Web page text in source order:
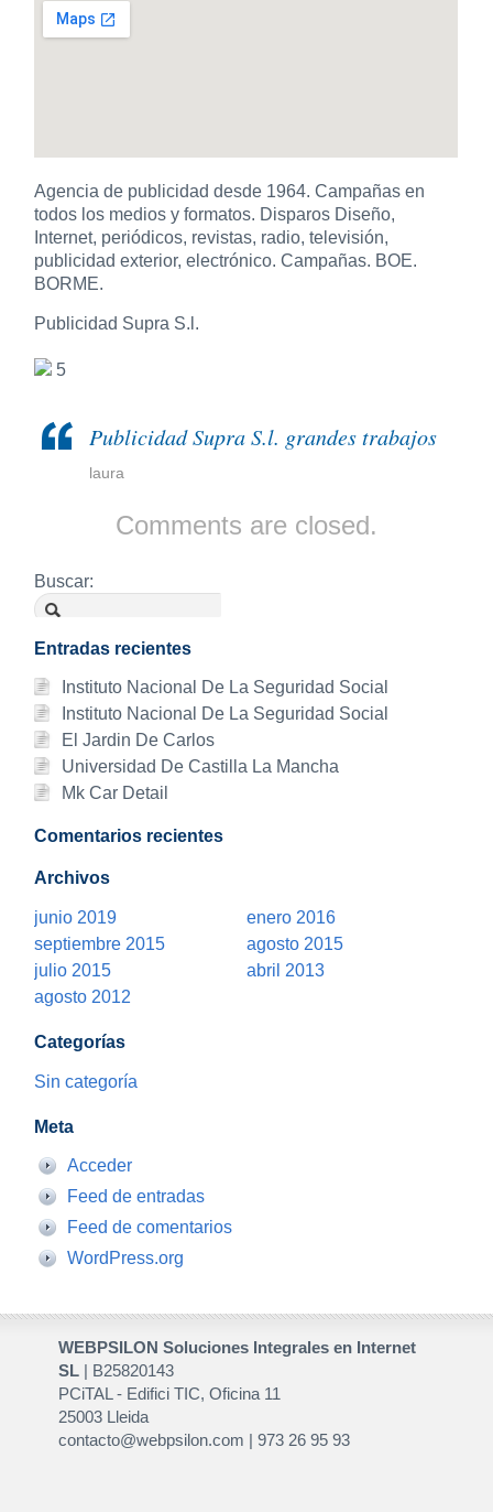
Agencia de publicidad desde 1964. Campañas en
todos los medios y formatos. Disparos Diseño,
Internet, periódicos, revistas, radio, televisión,
publicidad exterior, electrónico. Campañas. BOE.
BORME.
Publicidad Supra S.l.
5
Publicidad Supra S.l. grandes trabajos
laura
Comments are closed.
Buscar:
Entradas recientes
Instituto Nacional De La Seguridad Social
Instituto Nacional De La Seguridad Social
El Jardin De Carlos
Universidad De Castilla La Mancha
Mk Car Detail
Comentarios recientes
Archivos
junio 2019
enero 2016
septiembre 2015
agosto 2015
julio 2015
abril 2013
agosto 2012
Categorías
Sin categoría
Meta
Acceder
Feed de entradas
Feed de comentarios
WordPress.org
WEBPSILON Soluciones Integrales en Internet
SL| B25820143
PCiTAL - Edifici TIC, Oficina 11
25003 Lleida
contacto@webpsilon.com | 973 26 95 93